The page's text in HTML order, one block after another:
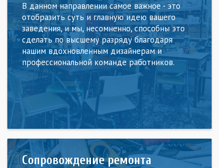
В данном направлении самое важное - это
отобразить суть и главную идею вашего
заведения, и мы, несомненно, способны это
сделать по высшему разряду благодаря
нашим вдохновленным дизайнерам и
профессиональной команде работников.
Сопровождение ремонта